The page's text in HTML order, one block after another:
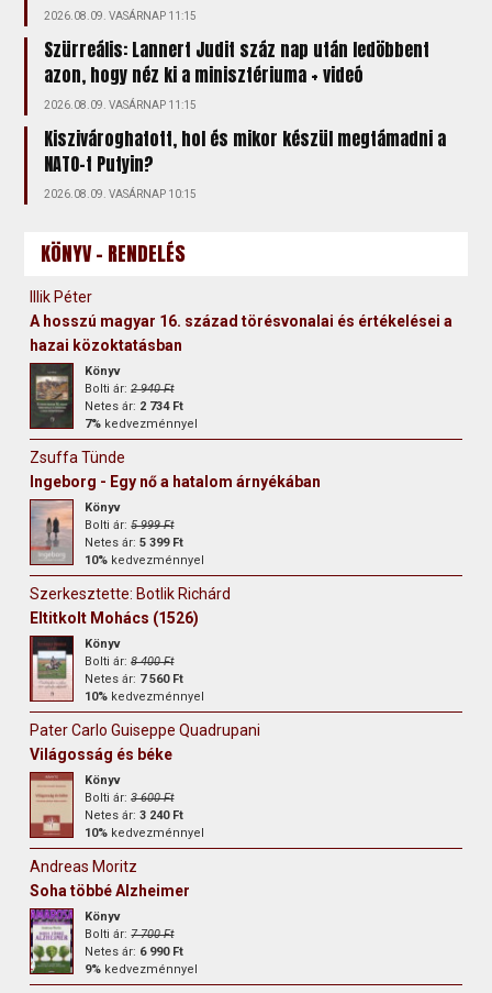
2026.08.09. VASÁRNAP 11:15
Szürreális: Lannert Judit száz nap után ledöbbent
azon, hogy néz ki a minisztériuma + videó
2026.08.09. VASÁRNAP 11:15
Kiszivároghatott, hol és mikor készül megtámadni a
NATO-t Putyin?
2026.08.09. VASÁRNAP 10:15
KÖNYV - RENDELÉS
Illik Péter
A hosszú magyar 16. század törésvonalai és értékelései a
hazai közoktatásban
Könyv
Bolti ár:2 940 Ft
Netes ár: 2 734 Ft
7% kedvezménnyel
Zsuffa Tünde
Ingeborg - Egy nő a hatalom árnyékában
Könyv
Bolti ár:5 999 Ft
Netes ár:5 399 Ft
10% kedvezménnyel
Szerkesztette: Botlik Richárd
Eltitkolt Mohács (1526)
Könyv
Bolti ár:8 400 Ft
Netes ár: 7 560 Ft
10% kedvezménnyel
Pater Carlo Guiseppe Quadrupani
Világosság és béke
Könyv
Bolti ár:3 600 Ft
Netes ár:3 240 Ft
10% kedvezménnyel
Andreas Moritz
Soha többé Alzheimer
Könyv
Bolti ár:7 700 Ft
Netes ár: 6 990 Ft
9% kedvezménnyel